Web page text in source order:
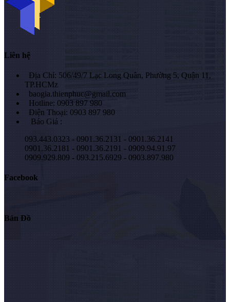
Liên hệ
Địa Chỉ: 506/49/7 Lạc Long Quân, Phường 5, Quận 11,
TP.HCMz
baogia.thienphuc@gmail.com
Hotline: 0903 897 980
Điện Thoại: 0903 897 980
Báo Giá :
093.443.0323 - 0901.36.2131 - 0901.36.2141
0901.36.2181 - 0901.36.2191 - 0909.94.91.97
0909.929.809 - 093.215.6929 - 0903.897.980
Facebook
Bản Đồ